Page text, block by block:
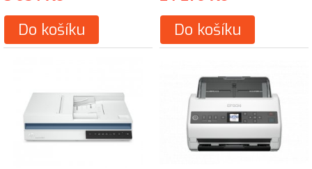
Do košíku Do košíku